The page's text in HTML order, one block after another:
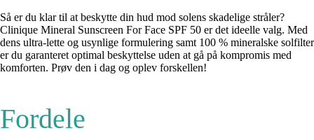
Så er du klar til at beskytte din hud mod solens skadelige stråler?
Clinique Mineral Sunscreen For Face SPF 50 er det ideelle valg. Med
dens ultra-lette og usynlige formulering samt 100 % mineralske solfilter
er du garanteret optimal beskyttelse uden at gå på kompromis med
komforten. Prøv den i dag og oplev forskellen!
Fordele